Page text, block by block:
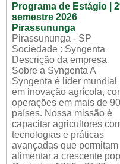
Programa de Estágio |
semestre 2026
Pirassununga
Pirassununga - SP
Sociedade : Syngenta
Descrição da empresa
Sobre a Syngenta A
Syngenta é líder mundial
em inovação agrícola,
operações em mais de 90
países. Nossa missão é
capacitar agricultores
tecnologias e práticas
avançadas que permitam
alimentar a crescente